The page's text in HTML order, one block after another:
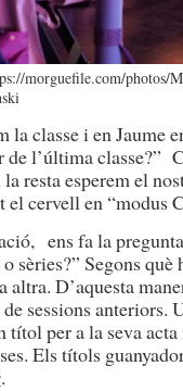
morguefile.com/photos/
la classe i en Jaume
de l’última classe?”
resta esperem el
el cervell en “modus
ens fa la
sèries?” Segons
altra. D’aquesta
de sessions anteriors.
títol per a la seva
Els títols
.